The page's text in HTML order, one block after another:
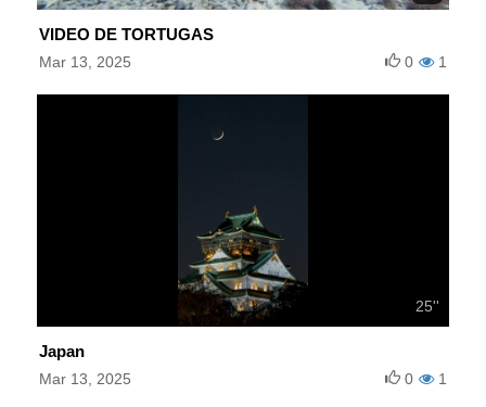
VIDEO DE TORTUGAS
Mar 13, 2025 1
0
25''
Japan
Mar 13, 2025 1
0